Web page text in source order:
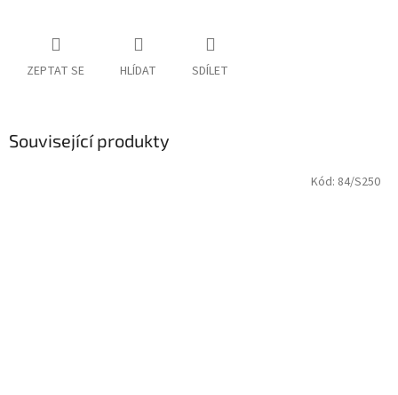
ZEPTAT SE HLÍDAT SDÍLET
Související produkty
Kód: 84/S250